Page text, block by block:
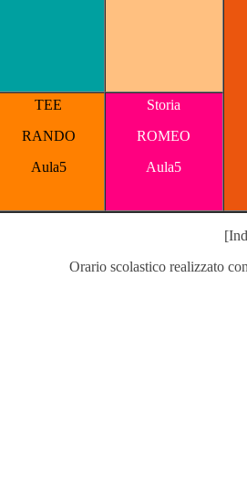
TEE
RANDO
Aula5
Storia
ROMEO
Aula5
Orario scolastico realizzato